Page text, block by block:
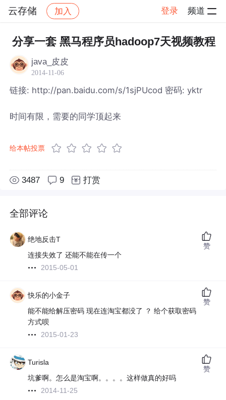
云存储 加入 登录 频道
社区 云存储 帖子详情
分享一套 黑马程序员hadoop7天视频教程
java_皮皮
2014-11-06
链接: http://pan.baidu.com/s/1sjPUcod 密码: yktr
时间有限，需要的同学顶起来
给本帖投票
3487 9 打赏
全部评论
绝地反击T
连接失效了 还能不能在传一个
2015-05-01
赞
快乐的小金子
能不能给解压密码 现在连淘宝都没了 ？ 给个获取密码
方式呗
2015-01-23
赞
Turisla
坑爹啊。怎么是淘宝啊。。。。这样做真的好吗
2014-11-25
赞